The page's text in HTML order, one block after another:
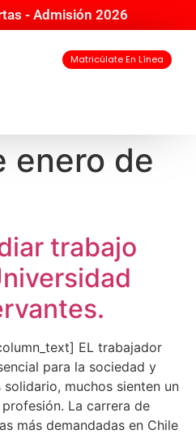
herramientas
- Admisión 2026
Matricúlate En Línea
enero de
trabajo
EL trabajador
para la sociedad y
muchos sienten un
La carrera de
más demandadas en Chile